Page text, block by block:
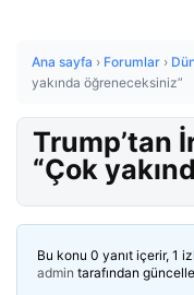
Ana sayfa › Forumlar ›
yakında öğreneceksiniz”
Trump’tan
“Çok
Bu konu 0 yanıt içerir, 1
admin tarafından